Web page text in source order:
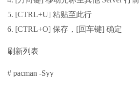
5. [CTRL+U] 粘贴至此行
6. [CTRL+O] 保存，[回车键] 确定
刷新列表
# pacman -Syy